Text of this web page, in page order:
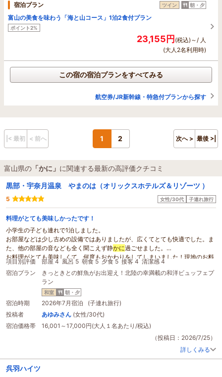
宿泊プラン ツイン 朝・夕
富山の美食を味わう「海と山コース」1泊2食付プラン
ポイント2%
23,155円(税込)～/ 人
(大人2名利用時)
この宿の宿泊プランをすべてみる
航空券/JR新幹線・特急付プランから探す
|< 最初 < 前へ 1 2 次へ > 最後 >|
富山県の 「かに」 に関連する最新の高評価クチコミ
黒部・宇奈月温泉 やまのは（オリックスホテルズ＆リゾーツ ）
5 女性/30代 子連れ旅行
料理がとても美味しかったです！
小学生の子ども連れで1泊しました。
お部屋などは少し古めの設備ではありましたが、広くてとても快適でした。ま
た、他の部屋の音なども全く聞こえず静かに過ごせました。
お料理がとても美味しくて、何度もおかわりをしてしまいました！現地のお料
理も多くて楽しめました！
子どもも非常に気に入っていて、また利用させていただきたいと思いました。
ありがとうございました！
項目別評価 部屋 4 風呂 5 朝食 5 夕食 5 接客 4 清潔感 4
宿泊プラン
きっときとの鮮魚がお出迎え！北陸の幸満載の和洋ビュッフェプ
ラン
和室 朝・夕
宿泊時期
2026年7月宿泊 (子連れ旅行)
投稿者
あゆみさん (女性/30代)
宿泊価格帯
16,001～17,000円(大人１名あたり/税込)
（投稿日：2026/7/25）
詳しくみる
呉羽ハイツ